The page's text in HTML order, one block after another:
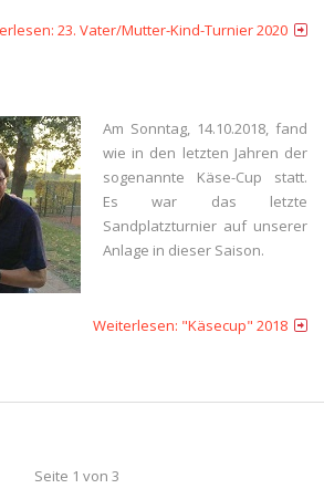
23. Vater/Mutter-Kind-Turnier 2020
Am Sonntag, 14.10.2018, fand
wie in den letzten Jahren der
sogenannte Käse-Cup statt.
Es war das letzte
Sandplatzturnier auf unserer
Anlage in dieser Saison.
Weiterlesen: "Käsecup" 2018
Seite 1 von 3